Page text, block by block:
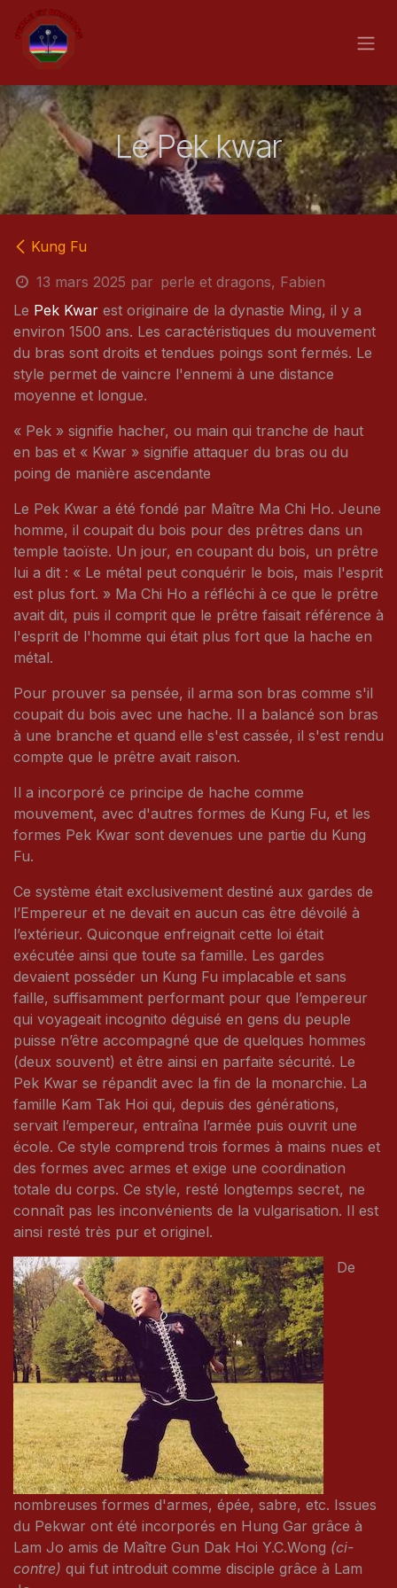
Se rendre au contenu
Le Pek kwar
Kung Fu
13 mars 2025 par perle et dragons, Fabien
Le Pek Kwar est originaire de la dynastie Ming, il y a
environ 1500 ans. Les caractéristiques du mouvement
du bras sont droits et tendues poings sont fermés. Le
style permet de vaincre l'ennemi à une distance
moyenne et longue.
« Pek » signifie hacher, ou main qui tranche de haut
en bas et « Kwar » signifie attaquer du bras ou du
poing de manière ascendante
Le Pek Kwar a été fondé par Maître Ma Chi Ho. Jeune
homme, il coupait du bois pour des prêtres dans un
temple taoïste. Un jour, en coupant du bois, un prêtre
lui a dit : « Le métal peut conquérir le bois, mais l'esprit
est plus fort. » Ma Chi Ho a réfléchi à ce que le prêtre
avait dit, puis il comprit que le prêtre faisait référence à
l'esprit de l'homme qui était plus fort que la hache en
métal.
Pour prouver sa pensée, il arma son bras comme s'il
coupait du bois avec une hache. Il a balancé son bras
à une branche et quand elle s'est cassée, il s'est rendu
compte que le prêtre avait raison.
Il a incorporé ce principe de hache comme
mouvement, avec d'autres formes de Kung Fu, et les
formes Pek Kwar sont devenues une partie du Kung
Fu.
Ce système était exclusivement destiné aux gardes de
l’Empereur et ne devait en aucun cas être dévoilé à
l’extérieur. Quiconque enfreignait cette loi était
exécutée ainsi que toute sa famille. Les gardes
devaient posséder un Kung Fu implacable et sans
faille, suffisamment performant pour que l’empereur
qui voyageait incognito déguisé en gens du peuple
puisse n’être accompagné que de quelques hommes
(deux souvent) et être ainsi en parfaite sécurité. Le
Pek Kwar se répandit avec la fin de la monarchie. La
famille Kam Tak Hoi qui, depuis des générations,
servait l’empereur, entraîna l’armée puis ouvrit une
école. Ce style comprend trois formes à mains nues et
des formes avec armes et exige une coordination
totale du corps. Ce style, resté longtemps secret, ne
connaît pas les inconvénients de la vulgarisation. Il est
ainsi resté très pur et originel.
De
nombreuses formes d'armes, épée, sabre, etc. Issues
du Pekwar ont été incorporés en Hung Gar grâce à
Lam Jo amis de Maître Gun Dak Hoi Y.C.Wong (ci-
contre) qui fut introduit comme disciple grâce à Lam